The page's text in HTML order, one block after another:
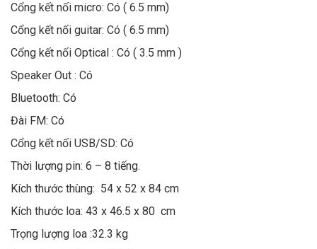
Cổng kết nối micro: Có ( 6.5 mm)
Cổng kết nối guitar: Có ( 6.5 mm)
Cổng kết nối Optical : Có ( 3.5 mm )
Speaker Out : Có
Bluetooth: Có
Đài FM: Có
Cổng kết nối USB/SD: Có
Thời lượng pin: 6 – 8 tiếng.
Kích thước thùng: 54 x 52 x 84 cm
Kích thước loa: 43 x 46.5 x 80 cm
Trọng lượng loa :32.3 kg